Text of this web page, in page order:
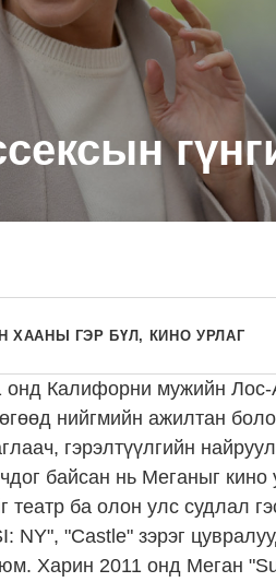
ХААНЫ ГЭР БҮЛ, КИНО УРЛАГ
Калифорни мужийн
нийгмийн ажилтан
гэрэлтүүлгийн
байсан нь Меганыг
театр ба олон улс судлал
NY", "Castle" зэрэг
Харин 2011 онд Меган